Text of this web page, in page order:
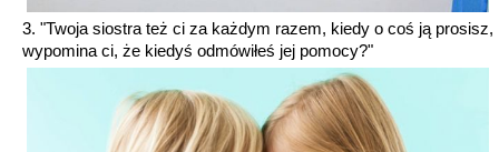
3. "Twoja siostra też ci za każdym razem, kiedy o coś ją prosisz,
wypomina ci, że kiedyś odmówiłeś jej pomocy?"